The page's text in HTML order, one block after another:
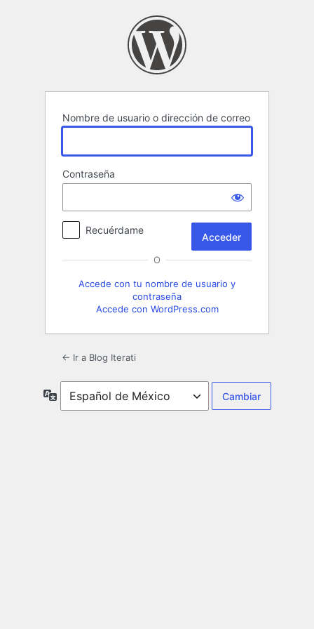
Nombre de usuario o dirección de correo
Contraseña
Recuérdame
O
Accede con tu nombre de usuario y
contraseña
Accede con WordPress.com
← Ir a Blog Iterati
Idioma